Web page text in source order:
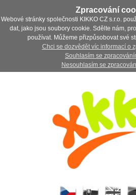
Zpracování
Webové stránky společnosti KIKKO CZ s.r.o.
dat, jako jsou soubory cookie. Sdělte nám,
používat. Můžeme přizpůsobovat své
Chci se dozvědět víc informací o
Souhlasím se
Nesouhlasím se